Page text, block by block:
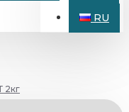
RU
2кг